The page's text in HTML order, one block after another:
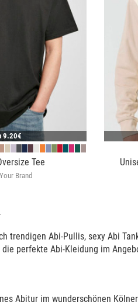
9.20€
Tee
Brand
trendigen Abi-Pullis, sexy Abi
perfekte Abi-Kleidung im
Abitur im wunderschönen